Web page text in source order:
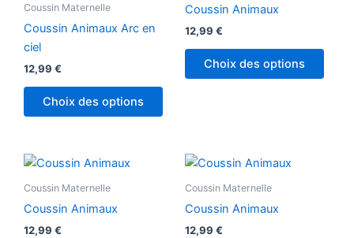
Coussin Maternelle
Coussin Animaux Arc en
ciel
12,99 €
Choix des options
Coussin Animaux
12,99 €
Choix des options
Coussin Maternelle
Coussin Animaux
12,99 €
Coussin Maternelle
Coussin Animaux
12,99 €